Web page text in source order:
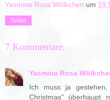
Yasmina Rosa Wölkchen um
Teilen
7 Kommentare:
Yasmina Rosa
Ich muss ja
Christmas" überhaupt